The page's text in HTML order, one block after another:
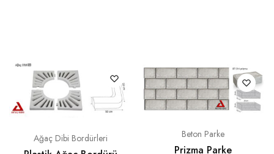
Ağaç Dibi Bordürleri Beton Parke
Prizma Parke